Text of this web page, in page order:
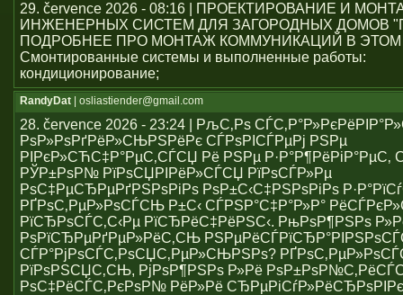
29. července 2026 - 08:16 | ПРОЕКТИРОВАНИЕ И
ИНЖЕНЕРНЫХ СИСТЕМ ДЛЯ ЗАГОРОДНЫХ ДОМОВ
ПОДРОБНЕЕ ПРО МОНТАЖ КОММУНИКАЦИЙ В
Смонтированные системы и выполненные работы:
кондиционирование;
RandyDat | osliastiender@gmail.com
28. července 2026 - 23:24 | РљС‚Рѕ
РѕР»РѕРґРёР»СЊРЅРёРє СЃРѕРІСЃРµРј РЅРµ
РІРєР»СЋС‡Р°РµС‚СЃСЏ Рё РЅРµ Р·Р°Р¶РёРіР°РµС‚
РЎР±РѕР№ РїРѕСЏРІРёР»СЃСЏ РїРѕСЃР»Рµ
РѕС‡РµСЂРµРґРЅРѕРіРѕ РѕР±С‹С‡РЅРѕРіРѕ
РҐРѕС‚РµР»РѕСЃСЊ Р±С‹ СЃРЅР°С‡Р°Р»Р°
РїСЂРѕСЃС‚С‹Рµ РїСЂРёС‡РёРЅС‹. РњРѕР¶РЅРѕ
РѕРїСЂРµРґРµР»РёС‚СЊ
СЃР°РјРѕСЃС‚РѕСЏС‚РµР»СЊРЅРѕ?
РїРѕРЅСЏС‚СЊ, РјРѕР¶РЅРѕ Р»Рё
РѕС‡РёСЃС‚РєРѕР№ РёР»Рё